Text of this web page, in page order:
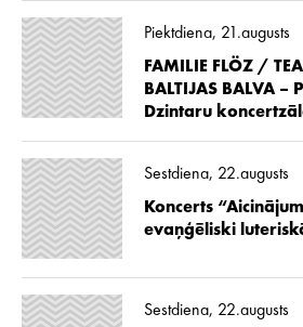
Piektdiena, 21.augusts
FAMILIE FLÖZ /
BALTIJAS BALVA –
Dzintaru
Sestdiena, 22.augusts
Koncerts
evaņģēliski
Sestdiena, 22.augusts